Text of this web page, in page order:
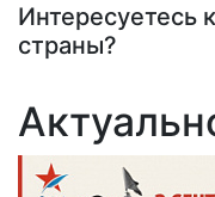
Интересуетесь
страны?